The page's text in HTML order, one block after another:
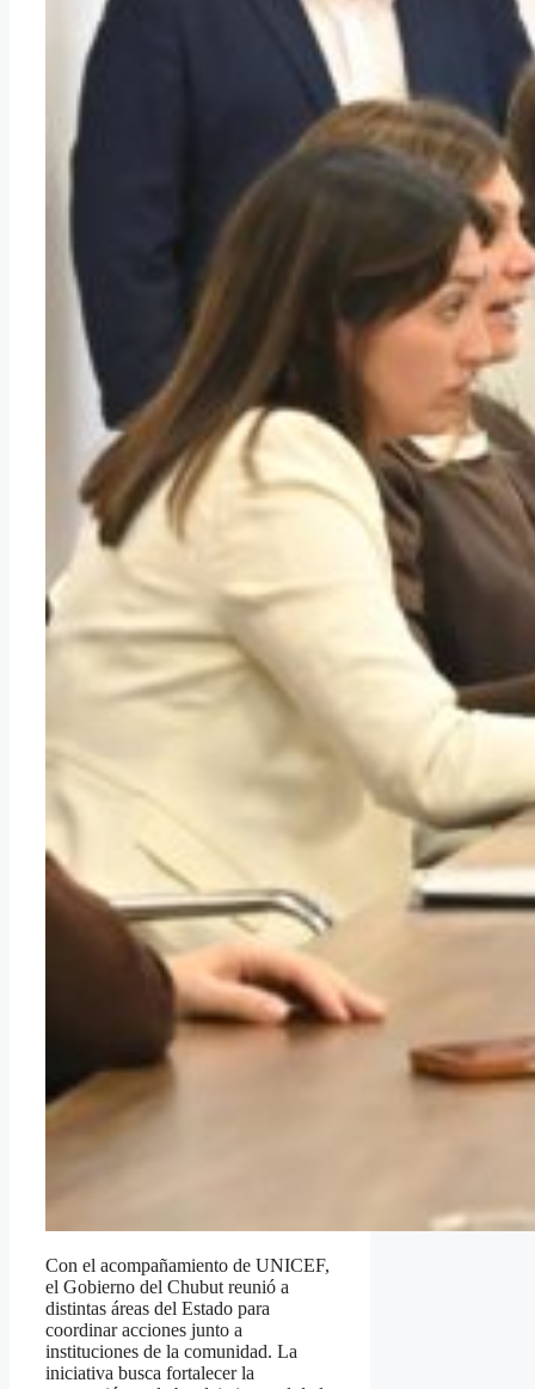
Con el acompañamiento de UNICEF,
el Gobierno del Chubut reunió a
distintas áreas del Estado para
coordinar acciones junto a
instituciones de la comunidad. La
iniciativa busca fortalecer la